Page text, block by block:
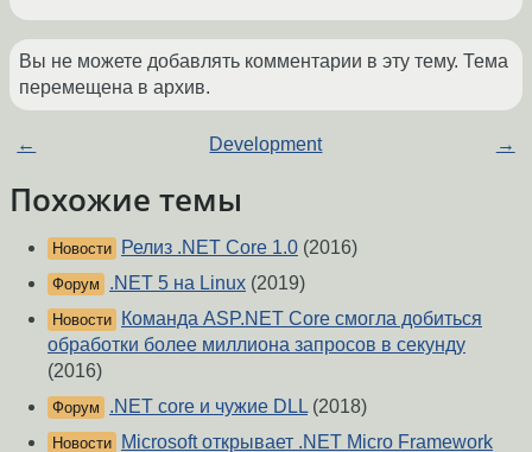
Вы не можете добавлять комментарии в эту тему. Тема
перемещена в архив.
← Development →
Похожие темы
Новости Релиз .NET Core 1.0 (2016)
Форум .NET 5 на Linux (2019)
Новости
Команда ASP.NET Core смогла добиться
обработки более миллиона запросов в секунду
(2016)
Форум .NET core и чужие DLL (2018)
Новости Microsoft открывает .NET Micro Framework